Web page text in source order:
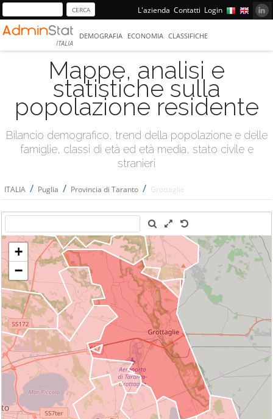
L'azienda Contatti Login
ITALIA
DEMOGRAFIA ECONOMIA CLASSIFICHE
Mappe, analisi e
statistiche sulla
popolazione residente
Bilancio demografico, trend della popolazione e delle
famiglie, classi di età ed età media, stato civile e
stranieri
ITALIA / Puglia / Provincia di Taranto / Grottaglie